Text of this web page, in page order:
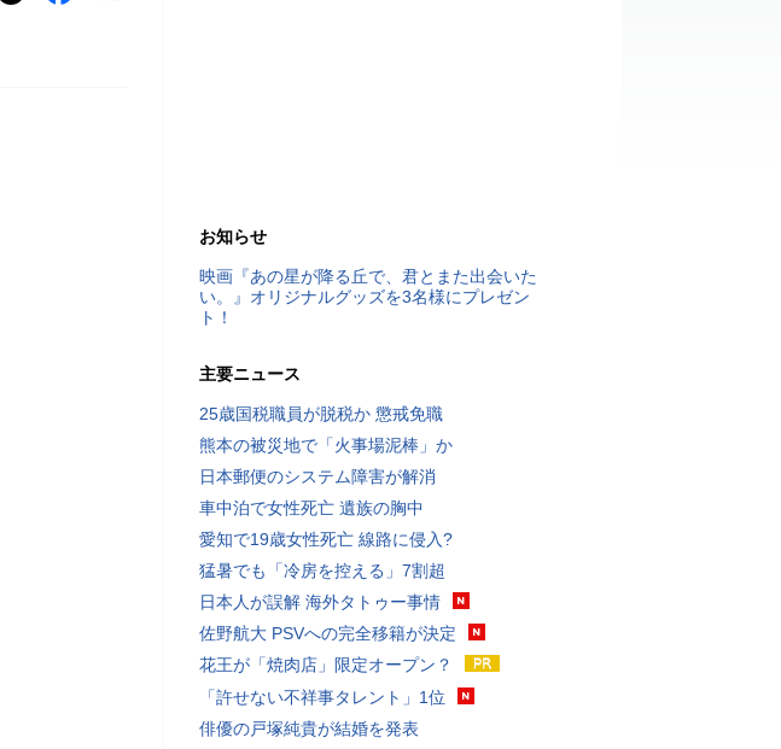
お知らせ
映画『あの星が降る丘で、君とまた出会いた
い。』オリジナルグッズを3名様にプレゼン
ト！
主要ニュース
25歳国税職員が脱税か 懲戒免職
熊本の被災地で「火事場泥棒」か
日本郵便のシステム障害が解消
車中泊で女性死亡 遺族の胸中
愛知で19歳女性死亡 線路に侵入?
猛暑でも「冷房を控える」7割超
日本人が誤解 海外タトゥー事情
佐野航大 PSVへの完全移籍が決定
花王が「焼肉店」限定オープン？
「許せない不祥事タレント」1位
俳優の戸塚純貴が結婚を発表